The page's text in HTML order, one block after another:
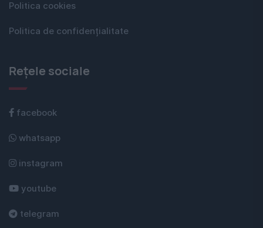
Politica cookies
Politica de confidențialitate
Rețele sociale
facebook
whatsapp
instagram
youtube
telegram